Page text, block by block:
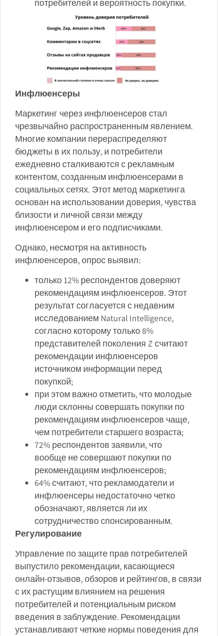
потребителей и вероятность покупки.
Инфлюенсеры
Маркетинг через инфлюенсеров стал
чрезвычайно распространенным явлением.
Многие компании перераспределяют
бюджеты в их пользу, и потребители
ежедневно сталкиваются с рекламным
контентом, созданным инфлюенсерами в
социальных сетях. Этот метод маркетинга
основан на использовании доверия, чувства
близости и личной связи между
инфлюенсером и его подписчиками.
Однако, несмотря на активность
инфлюенсеров, опрос выявил:
только 12% респондентов доверяют
рекомендациям инфлюенсеров. Этот
результат согласуется с недавним
исследованием Natural Intelligence,
согласно которому только 8%
представителей поколения Z считают
рекомендации инфлюенсеров
источником информации перед
покупкой;
при этом важно отметить, что молодые
люди склонны совершать покупки по
рекомендациям инфлюенсеров чаще,
чем потребители старшего возраста;
72% респондентов заявили, что
вообще не совершают покупки по
рекомендациям инфлюенсеров;
64% считают, что рекламодатели и
инфлюенсеры недостаточно четко
обозначают, является ли их
сотрудничество спонсированным.
Регулирование
Управление по защите прав потребителей
выпустило рекомендации, касающиеся
онлайн-отзывов, обзоров и рейтингов, в связи
с их растущим влиянием на решения
потребителей и потенциальным риском
введения в заблуждение. Рекомендации
устанавливают четкие нормы поведения для